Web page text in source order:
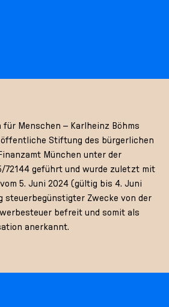
Menschen – Karlheinz Böhms
Stiftung des bürgerlichen
München unter der
72144 geführt und wurde zuletzt mit
5. Juni 2024 (gültig bis 4. Juni
steuerbegünstigter Zwecke von der
befreit und somit als
anerkannt.